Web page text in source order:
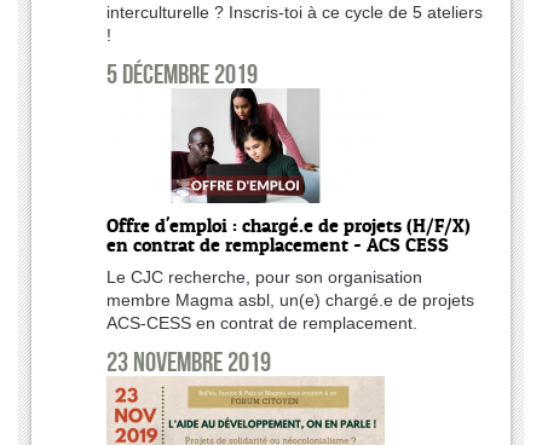
interculturelle ? Inscris-toi à ce cycle de 5 ateliers
!
5 décembre 2019
Offre d'emploi : chargé.e de projets (H/F/X)
en contrat de remplacement - ACS CESS
Le CJC recherche, pour son organisation
membre Magma asbl, un(e) chargé.e de projets
ACS-CESS en contrat de remplacement.
23 novembre 2019